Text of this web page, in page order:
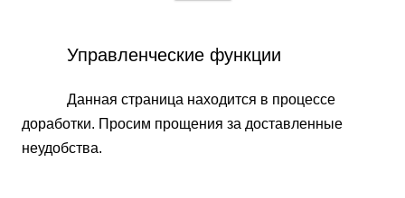
Управленческие функции
Данная страница находится в процессе
доработки. Просим прощения за доставленные
неудобства.